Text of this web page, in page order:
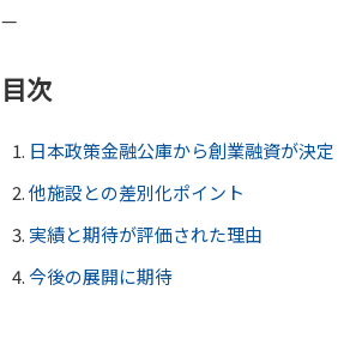
—
目次
日本政策金融公庫から創業融資が決定
他施設との差別化ポイント
実績と期待が評価された理由
今後の展開に期待